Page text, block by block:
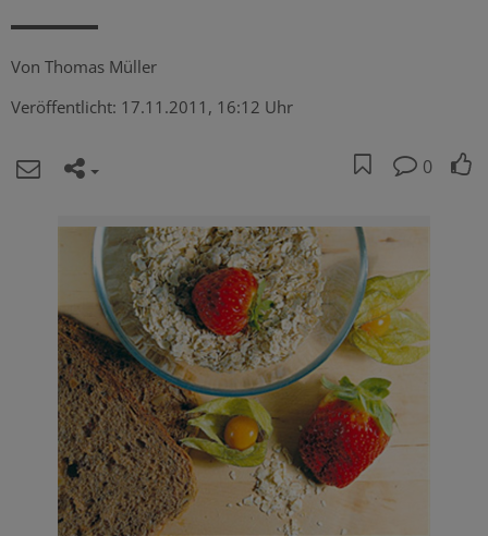
Von Thomas Müller
Veröffentlicht: 17.11.2011, 16:12 Uhr
0